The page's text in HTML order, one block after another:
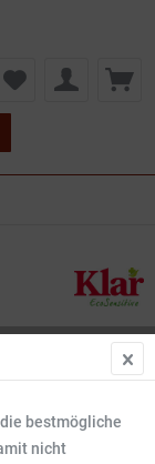
bestmögliche
nicht